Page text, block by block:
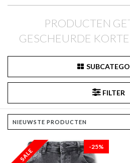
PRODUCTEN
GESCHEURDE
FILTER
-25%